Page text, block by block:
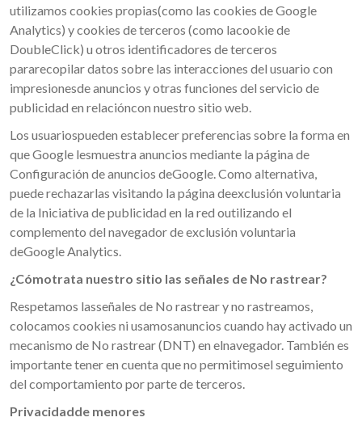
utilizamos cookies propias(como las cookies de Google
Analytics) y cookies de terceros (como lacookie de
DoubleClick) u otros identificadores de terceros
pararecopilar datos sobre las interacciones del usuario con
impresionesde anuncios y otras funciones del servicio de
publicidad en relacióncon nuestro sitio web.
Los usuariospueden establecer preferencias sobre la forma en
que Google lesmuestra anuncios mediante la página de
Configuración de anuncios deGoogle. Como alternativa,
puede rechazarlas visitando la página deexclusión voluntaria
de la Iniciativa de publicidad en la red outilizando el
complemento del navegador de exclusión voluntaria
deGoogle Analytics.
¿Cómotrata nuestro sitio las señales de No rastrear?
Respetamos lasseñales de No rastrear y no rastreamos,
colocamos cookies ni usamosanuncios cuando hay activado un
mecanismo de No rastrear (DNT) en elnavegador. También es
importante tener en cuenta que no permitimosel seguimiento
del comportamiento por parte de terceros.
Privacidadde menores